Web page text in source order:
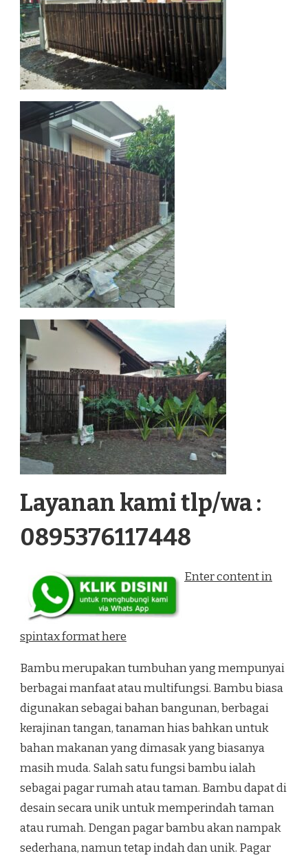
Layanan kami tlp/wa :
0895376117448
Enter content in
spintax format here
Bambu merupakan tumbuhan yang mempunyai
berbagai manfaat atau multifungsi. Bambu biasa
digunakan sebagai bahan bangunan, berbagai
kerajinan tangan, tanaman hias bahkan untuk
bahan makanan yang dimasak yang biasanya
masih muda. Salah satu fungsi bambu ialah
sebagai pagar rumah atau taman. Bambu dapat di
desain secara unik untuk memperindah taman
atau rumah. Dengan pagar bambu akan nampak
sederhana, namun tetap indah dan unik. Pagar